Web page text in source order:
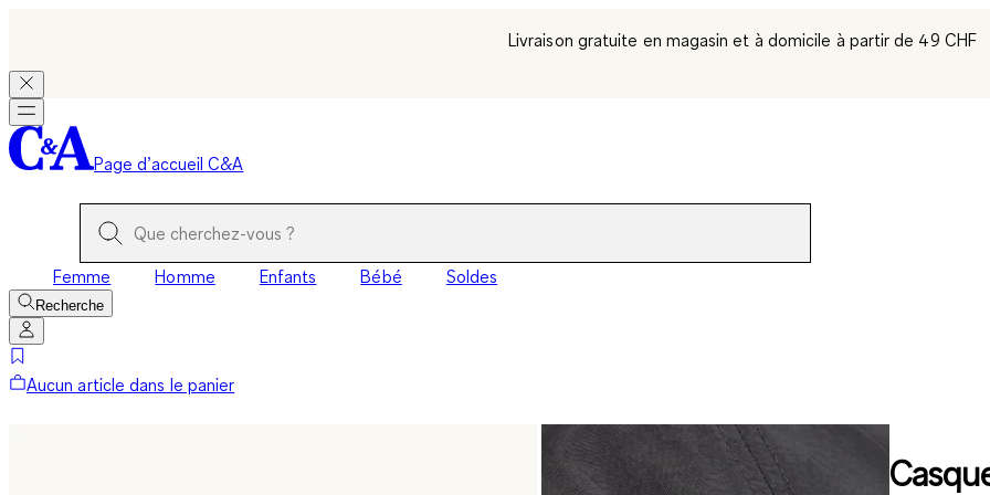
Livraison gratuite en magasin et à domicile à partir de 49 CHF
Page d’accueil C&A
Femme Homme Enfants Bébé Soldes
Recherche
Aucun article dans le panier